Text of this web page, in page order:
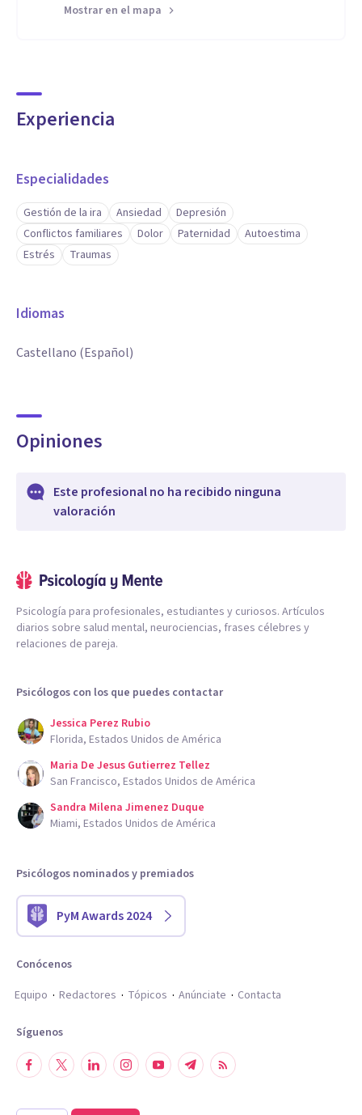
Mostrar en el mapa
Experiencia
Especialidades
Gestión de la ira Ansiedad
Depresión
Conflictos familiares
Dolor Paternidad
Autoestima
Estrés
Traumas
Idiomas
Castellano (Español)
Opiniones
Este profesional no ha recibido ninguna
valoración
Psicología para profesionales, estudiantes y curiosos. Artículos
diarios sobre salud mental, neurociencias, frases célebres y
relaciones de pareja.
Psicólogos con los que puedes contactar
Jessica Perez Rubio
Florida, Estados Unidos de América
Maria De Jesus Gutierrez Tellez
San Francisco, Estados Unidos de América
Sandra Milena Jimenez Duque
Miami, Estados Unidos de América
Psicólogos nominados y premiados
PyM Awards 2024
Conócenos
Equipo
Redactores Tópicos Anúnciate Contacta
Síguenos